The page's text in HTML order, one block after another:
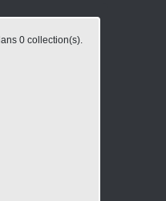
0 collection(s).